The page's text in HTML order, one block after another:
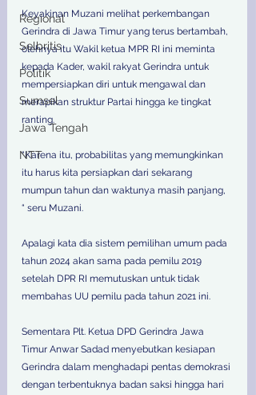
Regional
Selbritis
Politik
Sumsel
Jawa Tengah
NTT
Keyakinan Muzani melihat perkembangan
Gerindra di Jawa Timur yang terus bertambah,
olehnya itu Wakil ketua MPR RI ini meminta
kepada Kader, wakil rakyat Gerindra untuk
mempersiapkan diri untuk mengawal dan
merapikan struktur Partai hingga ke tingkat
ranting.
“Karena itu, probabilitas yang memungkinkan
itu harus kita persiapkan dari sekarang
mumpun tahun dan waktunya masih panjang,
“ seru Muzani.
Apalagi kata dia sistem pemilihan umum pada
tahun 2024 akan sama pada pemilu 2019
setelah DPR RI memutuskan untuk tidak
membahas UU pemilu pada tahun 2021 ini.
Sementara Plt. Ketua DPD Gerindra Jawa
Timur Anwar Sadad menyebutkan kesiapan
Gerindra dalam menghadapi pentas demokrasi
dengan terbentuknya badan saksi hingga hari